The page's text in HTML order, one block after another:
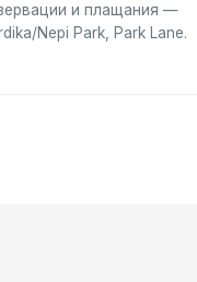
и плащания —
Nepi Park, Park Lane.